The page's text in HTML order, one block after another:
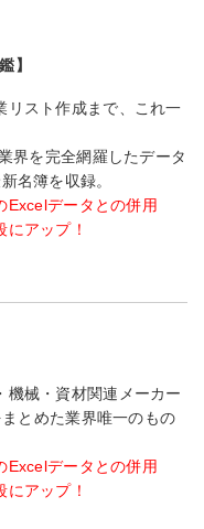
】
リスト作成まで、これ一
界を完全網羅したデータ
名簿を収録。
Excelデータとの併用
にアップ！
機械・資材関連メーカー
とめた業界唯一のもの
Excelデータとの併用
にアップ！